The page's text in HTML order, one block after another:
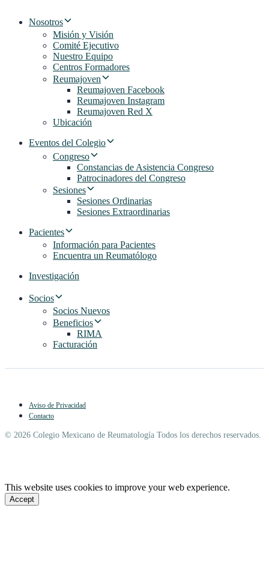
Nosotros
Misión y Visión
Comité Ejecutivo
Nuestro Equipo
Centros Formadores
Reumajoven
Reumajoven Facebook
Reumajoven Instagram
Reumajoven Red X
Ubicación
Eventos del Colegio
Congreso
Constancias de Asistencia Congreso
Patrocinadores del Congreso
Sesiones
Sesiones Ordinarias
Sesiones Extraordinarias
Pacientes
Información para Pacientes
Encuentra un Reumatólogo
Investigación
Socios
Socios Nuevos
Beneficios
RIMA
Facturación
Aviso de Privacidad
Contacto
© 2026 Colegio Mexicano de Reumatología Todos los derechos reservados.
This website uses cookies to improve your web experience.
Accept